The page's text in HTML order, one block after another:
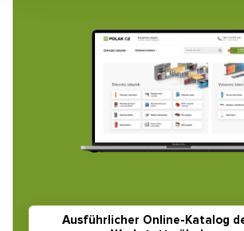
Ausführlicher Online-Katalog